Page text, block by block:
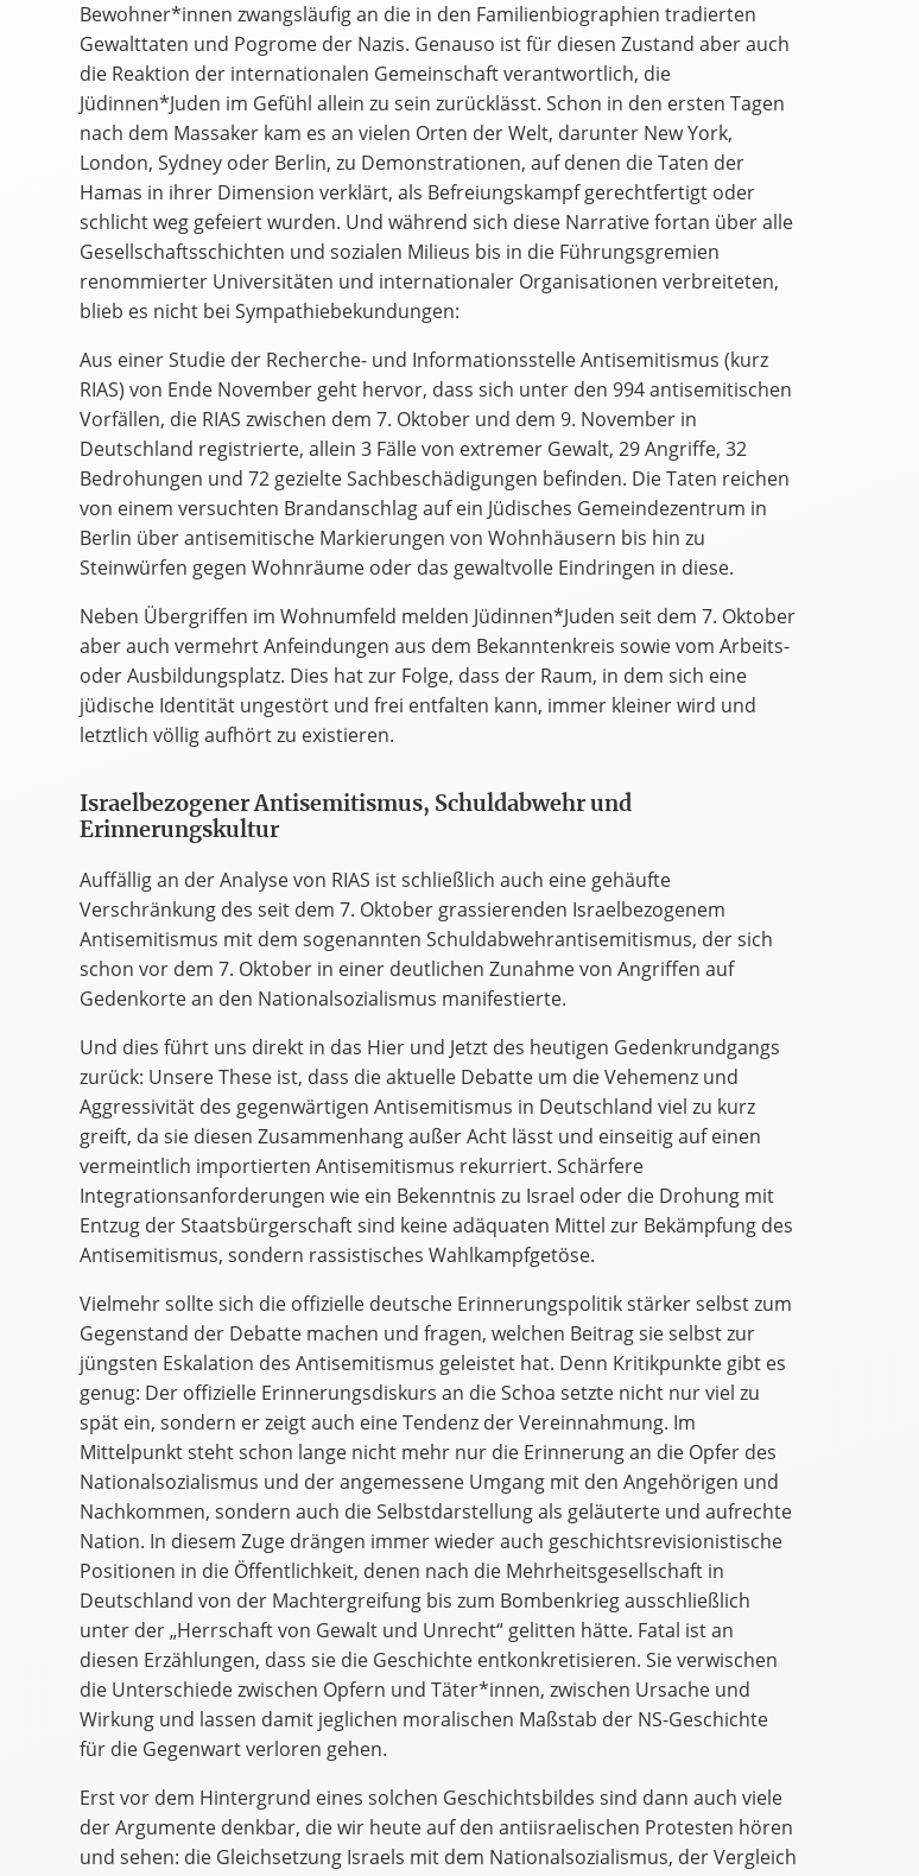
Bewohner*innen zwangsläufig an die in den Familienbiographien tradierten
Gewalttaten und Pogrome der Nazis. Genauso ist für diesen Zustand aber auch
die Reaktion der internationalen Gemeinschaft verantwortlich, die
Jüdinnen*Juden im Gefühl allein zu sein zurücklässt. Schon in den ersten Tagen
nach dem Massaker kam es an vielen Orten der Welt, darunter New York,
London, Sydney oder Berlin, zu Demonstrationen, auf denen die Taten der
Hamas in ihrer Dimension verklärt, als Befreiungskampf gerechtfertigt oder
schlicht weg gefeiert wurden. Und während sich diese Narrative fortan über alle
Gesellschaftsschichten und sozialen Milieus bis in die Führungsgremien
renommierter Universitäten und internationaler Organisationen verbreiteten,
blieb es nicht bei Sympathiebekundungen:
Aus einer Studie der Recherche- und Informationsstelle Antisemitismus (kurz
RIAS) von Ende November geht hervor, dass sich unter den 994 antisemitischen
Vorfällen, die RIAS zwischen dem 7. Oktober und dem 9. November in
Deutschland registrierte, allein 3 Fälle von extremer Gewalt, 29 Angriffe, 32
Bedrohungen und 72 gezielte Sachbeschädigungen befinden. Die Taten reichen
von einem versuchten Brandanschlag auf ein Jüdisches Gemeindezentrum in
Berlin über antisemitische Markierungen von Wohnhäusern bis hin zu
Steinwürfen gegen Wohnräume oder das gewaltvolle Eindringen in diese.
Neben Übergriffen im Wohnumfeld melden Jüdinnen*Juden seit dem 7. Oktober
aber auch vermehrt Anfeindungen aus dem Bekanntenkreis sowie vom Arbeits-
oder Ausbildungsplatz. Dies hat zur Folge, dass der Raum, in dem sich eine
jüdische Identität ungestört und frei entfalten kann, immer kleiner wird und
letztlich völlig aufhört zu existieren.
Israelbezogener Antisemitismus, Schuldabwehr und
Erinnerungskultur
Auffällig an der Analyse von RIAS ist schließlich auch eine gehäufte
Verschränkung des seit dem 7. Oktober grassierenden Israelbezogenem
Antisemitismus mit dem sogenannten Schuldabwehrantisemitismus, der sich
schon vor dem 7. Oktober in einer deutlichen Zunahme von Angriffen auf
Gedenkorte an den Nationalsozialismus manifestierte.
Und dies führt uns direkt in das Hier und Jetzt des heutigen Gedenkrundgangs
zurück: Unsere These ist, dass die aktuelle Debatte um die Vehemenz und
Aggressivität des gegenwärtigen Antisemitismus in Deutschland viel zu kurz
greift, da sie diesen Zusammenhang außer Acht lässt und einseitig auf einen
vermeintlich importierten Antisemitismus rekurriert. Schärfere
Integrationsanforderungen wie ein Bekenntnis zu Israel oder die Drohung mit
Entzug der Staatsbürgerschaft sind keine adäquaten Mittel zur Bekämpfung des
Antisemitismus, sondern rassistisches Wahlkampfgetöse.
Vielmehr sollte sich die offizielle deutsche Erinnerungspolitik stärker selbst zum
Gegenstand der Debatte machen und fragen, welchen Beitrag sie selbst zur
jüngsten Eskalation des Antisemitismus geleistet hat. Denn Kritikpunkte gibt es
genug: Der offizielle Erinnerungsdiskurs an die Schoa setzte nicht nur viel zu
spät ein, sondern er zeigt auch eine Tendenz der Vereinnahmung. Im
Mittelpunkt steht schon lange nicht mehr nur die Erinnerung an die Opfer des
Nationalsozialismus und der angemessene Umgang mit den Angehörigen und
Nachkommen, sondern auch die Selbstdarstellung als geläuterte und aufrechte
Nation. In diesem Zuge drängen immer wieder auch geschichtsrevisionistische
Positionen in die Öffentlichkeit, denen nach die Mehrheitsgesellschaft in
Deutschland von der Machtergreifung bis zum Bombenkrieg ausschließlich
unter der „Herrschaft von Gewalt und Unrecht“ gelitten hätte. Fatal ist an
diesen Erzählungen, dass sie die Geschichte entkonkretisieren. Sie verwischen
die Unterschiede zwischen Opfern und Täter*innen, zwischen Ursache und
Wirkung und lassen damit jeglichen moralischen Maßstab der NS-Geschichte
für die Gegenwart verloren gehen.
Erst vor dem Hintergrund eines solchen Geschichtsbildes sind dann auch viele
der Argumente denkbar, die wir heute auf den antiisraelischen Protesten hören
und sehen: die Gleichsetzung Israels mit dem Nationalsozialismus, der Vergleich